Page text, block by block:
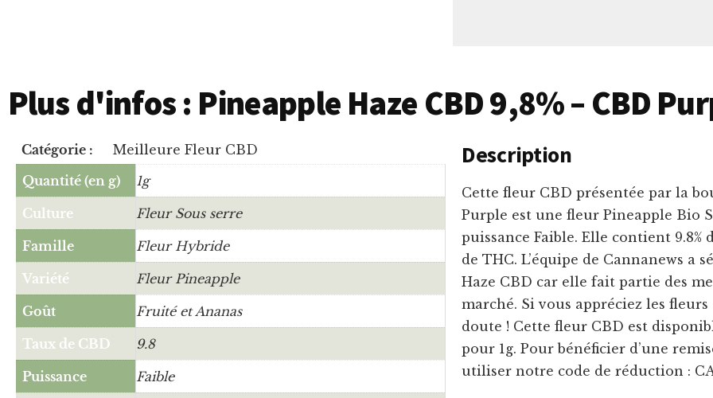
Plus d'infos : Pineapple Haze CBD 9,8% – CBD
Catégorie :
Meilleure Fleur CBD
Quantité (en g)
1g
Culture Fleur Sous serre
Famille Fleur Hybride
Variété Fleur Pineapple
Goût Fruité et Ananas
Taux de CBD 9.8
Puissance Faible
Description
Cette fleur CBD présentée par la
Purple est une fleur Pineapple Bio
puissance Faible. Elle contient 9.8%
de THC. L’équipe de Cannanews a
Haze CBD car elle fait partie des
marché. Si vous appréciez les fleurs
doute ! Cette fleur CBD est
pour 1g. Pour bénéficier d’une
utiliser notre code de réduction :